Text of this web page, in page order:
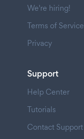
We're hiring!
Terms of Service
Privacy
Support
Help Center
Tutorials
Contact Support